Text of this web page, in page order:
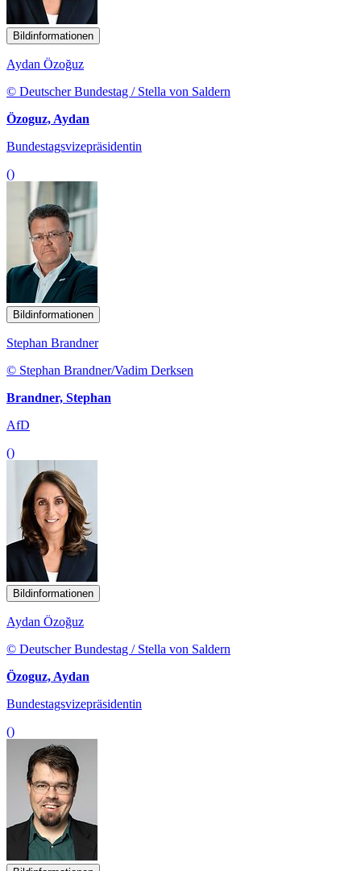
Bildinformationen
Aydan Özoğuz
© Deutscher Bundestag / Stella von Saldern
Özoguz, Aydan
Bundestagsvizepräsidentin
()
Bildinformationen
Stephan Brandner
© Stephan Brandner/Vadim Derksen
Brandner, Stephan
AfD
()
Bildinformationen
Aydan Özoğuz
© Deutscher Bundestag / Stella von Saldern
Özoguz, Aydan
Bundestagsvizepräsidentin
()